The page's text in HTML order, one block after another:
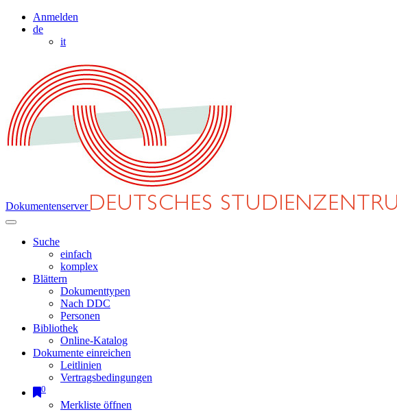
Anmelden
de
it
Dokumentenserver
Suche
einfach
komplex
Blättern
Dokumenttypen
Nach DDC
Personen
Bibliothek
Online-Katalog
Dokumente einreichen
Leitlinien
Vertragsbedingungen
0
Merkliste öffnen